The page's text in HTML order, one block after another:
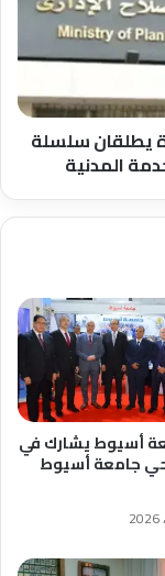
يطلقان سلسلة
المدنية
أسيوط يشارك في
جامعة أسيوط